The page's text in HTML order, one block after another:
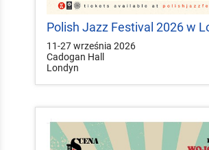
Polish Jazz Festival 2026 w
11-27 września 2026
Cadogan Hall
Londyn